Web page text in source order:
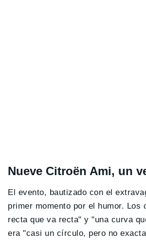
Nueve Citroën Ami, un
El evento, bautizado con el
primer momento por el humor.
recta que va recta" y "una curva
era "casi un círculo, pero no